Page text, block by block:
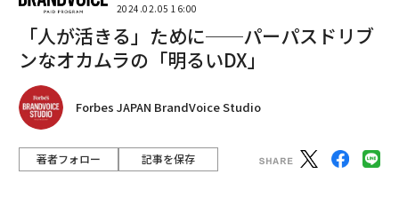
2024.02.05 16:00
「人が活きる」ために──パーパスドリブ
ンなオカムラの「明るいDX」
Forbes JAPAN BrandVoice Studio
著者フォロー 記事を保存